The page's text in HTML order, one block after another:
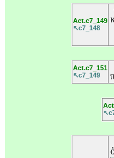
Act.c7_149
↖c7_148
Act.c7_151
↖c7_149